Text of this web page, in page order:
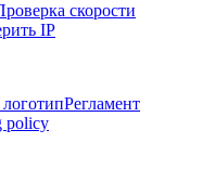
скорости
IP
Регламент
policy